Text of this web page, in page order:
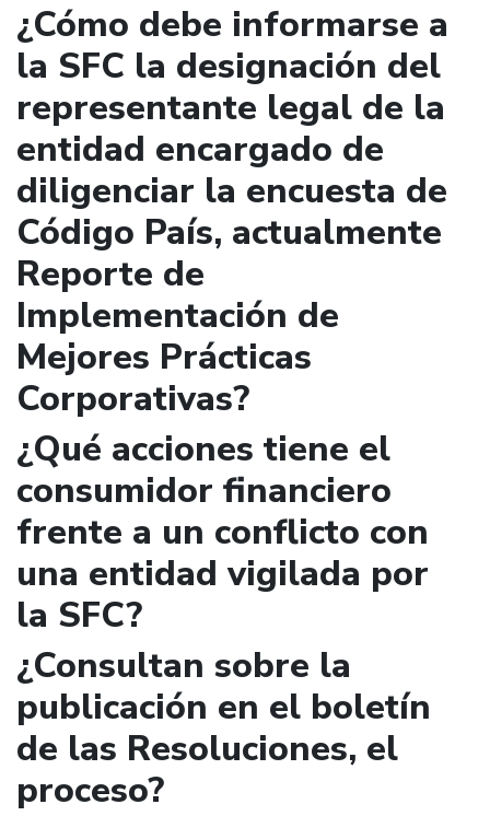
¿Cómo debe informarse a
la SFC la designación del
representante legal de la
entidad encargado de
diligenciar la encuesta de
Código País, actualmente
Reporte de
Implementación de
Mejores Prácticas
Corporativas?
¿Qué acciones tiene el
consumidor financiero
frente a un conflicto con
una entidad vigilada por
la SFC?
¿Consultan sobre la
publicación en el boletín
de las Resoluciones, el
proceso?